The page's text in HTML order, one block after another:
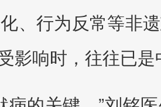
、行为反常等非
响时，往往已是